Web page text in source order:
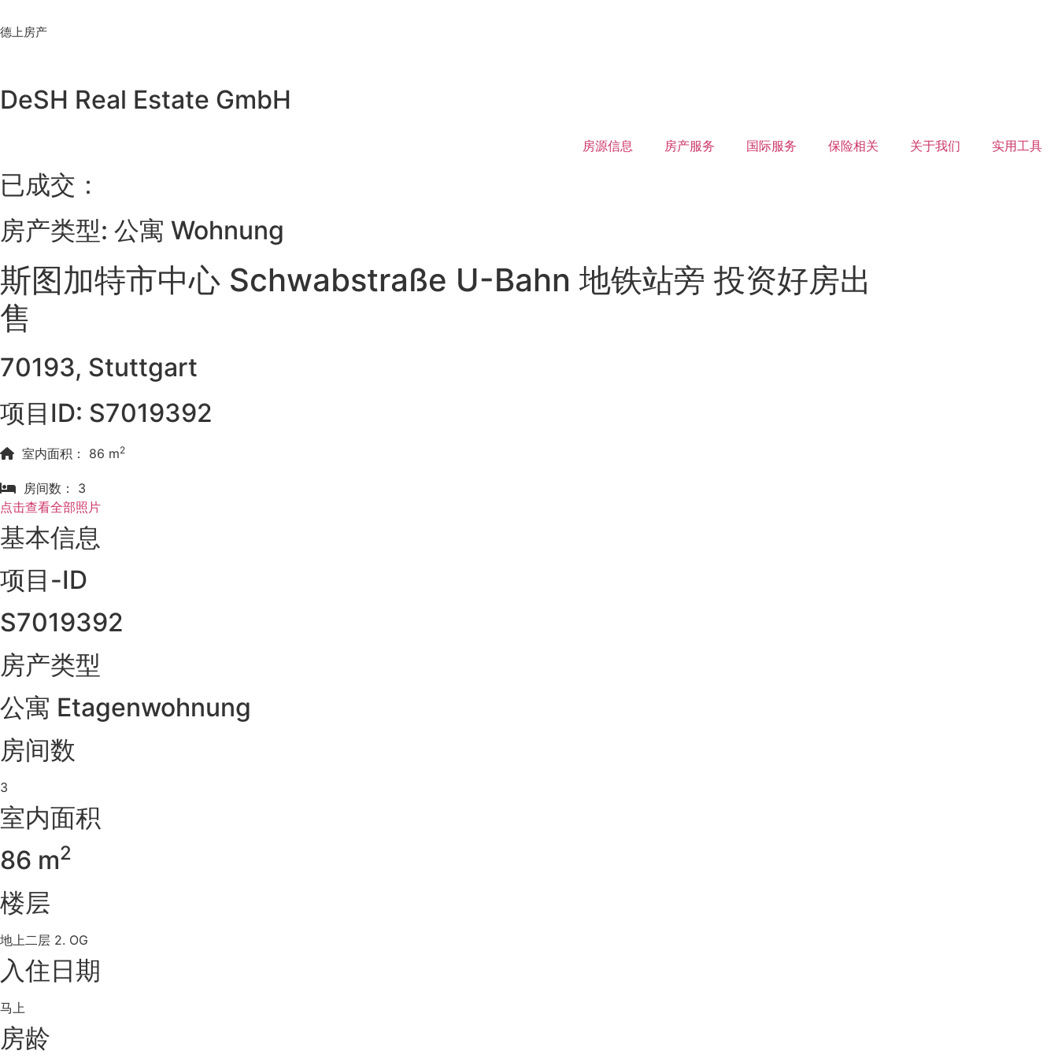
to
德上房产
DeSH Real Estate GmbH
房源信息 房产服务 国际服务 保险相关 关于我们 实用工具
已成交：
房产类型: 公寓 Wohnung
斯图加特市中心 Schwabstraße U-Bahn 地铁站旁 投资好房出
售
70193, Stuttgart
项目ID: S7019392
室内面积： 86 m2
房间数： 3
点击查看全部照片
基本信息
项目-ID
S7019392
房产类型
公寓 Etagenwohnung
房间数
3
室内面积
86 m2
楼层
地上二层 2. OG
入住日期
马上
房龄